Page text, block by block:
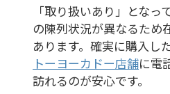
「取り扱いあり」とな
の陳列状況が異なるため
あります。確実に購入し
トーヨーカドー店舗に電
訪れるのが安心です。